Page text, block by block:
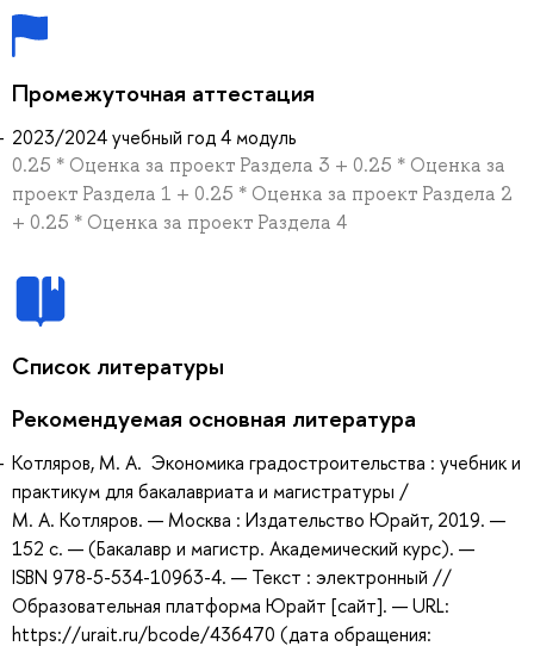
Промежуточная аттестация
2023/2024 учебный год 4 модуль
0.25 * Оценка за проект Раздела 3 + 0.25 * Оценка за
проект Раздела 1 + 0.25 * Оценка за проект Раздела 2
+ 0.25 * Оценка за проект Раздела 4
Список литературы
Рекомендуемая основная литература
Котляров, М. А. Экономика градостроительства : учебник и
практикум для бакалавриата и магистратуры /
М. А. Котляров. — Москва : Издательство Юрайт, 2019. —
152 с. — (Бакалавр и магистр. Академический курс). —
ISBN 978-5-534-10963-4. — Текст : электронный //
Образовательная платформа Юрайт [сайт]. — URL:
https://urait.ru/bcode/436470 (дата обращения: